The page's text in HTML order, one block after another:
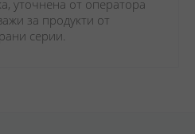
уточнена от оператора
за продукти от
серии.